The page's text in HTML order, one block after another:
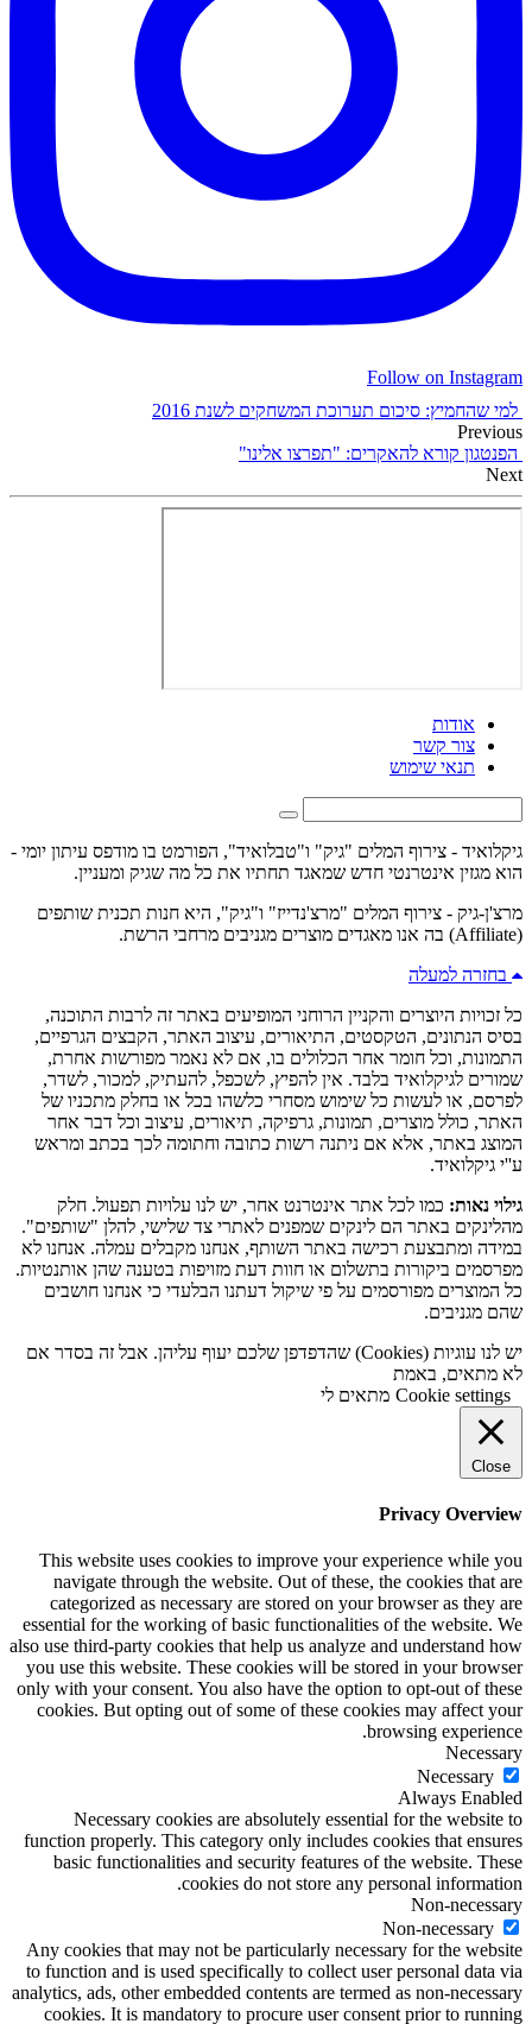
Follow on Instagram
למי שהחמיץ: סיכום תערוכת המשחקים לשנת 2016
Previous
הפנטגון קורא להאקרים: "תפרצו אלינו"
Next
אודות
צור קשר
תנאי שימוש
גיקלואיד - צירוף המלים "גיק" ו"טבלואיד", הפורמט בו מודפס עיתון יומי -
הוא מגזין אינטרנטי חדש שמאגד תחתיו את כל מה שגיק ומעניין.
מרצ'ן-גיק - צירוף המלים "מרצ'נדייז" ו"גיק", היא חנות תכנית שותפים
(Affiliate) בה אנו מאגדים מוצרים מגניבים מרחבי הרשת.
בחזרה למעלה
כל זכויות היוצרים והקניין הרוחני המופיעים באתר זה לרבות התוכנה,
בסיס הנתונים, הטקסטים, התיאורים, עיצוב האתר, הקבצים הגרפיים,
התמונות, וכל חומר אחר הכלולים בו, אם לא נאמר מפורשות אחרת,
שמורים לגיקלואיד בלבד. אין להפיץ, לשכפל, להעתיק, למכור, לשדר,
לפרסם, או לעשות כל שימוש מסחרי כלשהו בכל או בחלק מתכניו של
האתר, כולל מוצרים, תמונות, גרפיקה, תיאורים, עיצוב וכל דבר אחר
המוצג באתר, אלא אם ניתנה רשות כתובה וחתומה לכך בכתב ומראש
ע''י גיקלואיד.
גילוי נאות: כמו לכל אתר אינטרנט אחר, יש לנו עלויות תפעול. חלק
מהלינקים באתר הם לינקים שמפנים לאתרי צד שלישי, להלן "שותפים".
במידה ומתבצעת רכישה באתר השותף, אנחנו מקבלים עמלה. אנחנו לא
מפרסמים ביקורות בתשלום או חוות דעת מזויפות בטענה שהן אותנטיות.
כל המוצרים מפורסמים על פי שיקול דעתנו הבלעדי כי אנחנו חושבים
שהם מגניבים.
יש לנו עוגיות (Cookies) שהדפדפן שלכם יעוף עליהן. אבל זה בסדר אם
לא מתאים, באמת
Cookie settings מתאים לי
Close
Privacy Overview
This website uses cookies to improve your experience while you
navigate through the website. Out of these, the cookies that are
categorized as necessary are stored on your browser as they are
essential for the working of basic functionalities of the website. We
also use third-party cookies that help us analyze and understand how
you use this website. These cookies will be stored in your browser
only with your consent. You also have the option to opt-out of these
cookies. But opting out of some of these cookies may affect your
browsing experience.
Necessary
Necessary
Always Enabled
Necessary cookies are absolutely essential for the website to
function properly. This category only includes cookies that ensures
basic functionalities and security features of the website. These
cookies do not store any personal information.
Non-necessary
Non-necessary
Any cookies that may not be particularly necessary for the website
to function and is used specifically to collect user personal data via
analytics, ads, other embedded contents are termed as non-necessary
cookies. It is mandatory to procure user consent prior to running